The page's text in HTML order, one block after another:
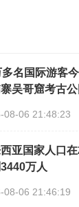
名国际游客
吴哥窟考古公
08-06 21:48:23
亚国家人口
万人
08-06 21:46:19